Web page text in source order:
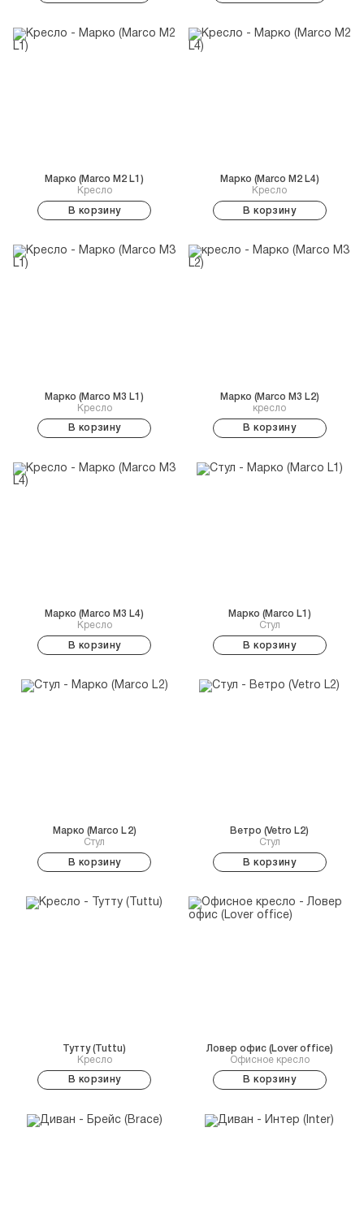
Кресло
Марко (Marco M2 L1)
В корзину
Кресло
Марко (Marco M2 L4)
В корзину
Кресло
Марко (Marco M3 L1)
В корзину
кресло
Марко (Marco M3 L2)
В корзину
Кресло
Марко (Marco M3 L4)
В корзину
Стул
Марко (Marco L1)
В корзину
Стул
Марко (Marco L 2)
В корзину
Стул
Ветро (Vetro L2)
В корзину
Кресло
Тутту (Tuttu)
В корзину
Офисное кресло
Ловер офис (Lover office)
В корзину